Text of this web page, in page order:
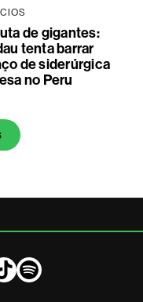
de gigantes:
tenta barrar
de siderúrgica
no Peru